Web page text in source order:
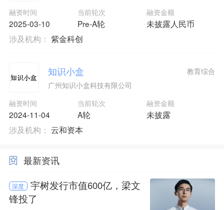
融资时间
2025-03-10
当前轮次
Pre-A轮
融资金额
未披露人民币
涉及机构： 紫金科创
知识小盒
广州知识小盒科技有限公司
融资时间
2024-11-04
当前轮次
A轮
融资金额
未披露
教育综合
涉及机构： 云和资本
最新资讯
深度
宇树发行市值600亿，梁文
锋投了